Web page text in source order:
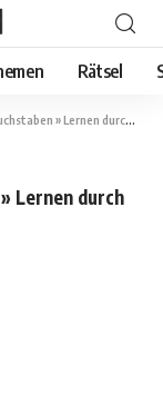
Rätsel
» Lernen durch Fühlen
Lernen durch